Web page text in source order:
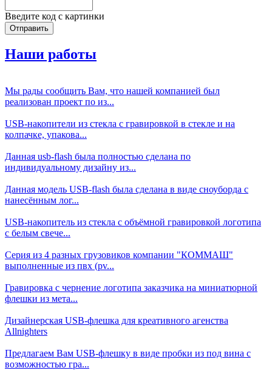
Введите код с картинки
Наши работы
Мы рады сообщить Вам, что нашей компанией был
реализован проект по из...
USB-накопители из стекла с гравировкой в стекле и на
колпачке, упакова...
Данная usb-flash была полностью сделана по
индивидуальному дизайну из...
Данная модель USB-flash была сделана в виде сноуборда с
нанесённым лог...
USB-накопитель из стекла с объёмной гравировкой логотипа
с белым свече...
Серия из 4 разных грузовиков компании "КОММАШ"
выполненные из пвх (pv...
Гравировка с чернение логотипа заказчика на миниатюрной
флешки из мета...
Дизайнерская USB-флешка для креативного агенства
Allnighters
Предлагаем Вам USB-флешку в виде пробки из под вина с
возможностью гра...